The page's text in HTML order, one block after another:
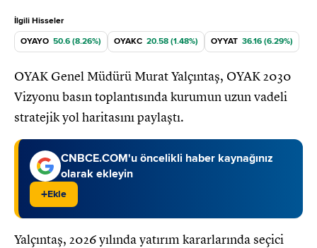
İlgili Hisseler
OYAYO 50.6 (8.26%) OYAKC 20.58 (1.48%) OYYAT 36.16 (6.29%)
OYAK Genel Müdürü Murat Yalçıntaş, OYAK 2030
Vizyonu basın toplantısında kurumun uzun vadeli
stratejik yol haritasını paylaştı.
CNBCE.COM'u öncelikli haber kaynağınız
olarak ekleyin
+Ekle
Yalçıntaş, 2026 yılında yatırım kararlarında seçici